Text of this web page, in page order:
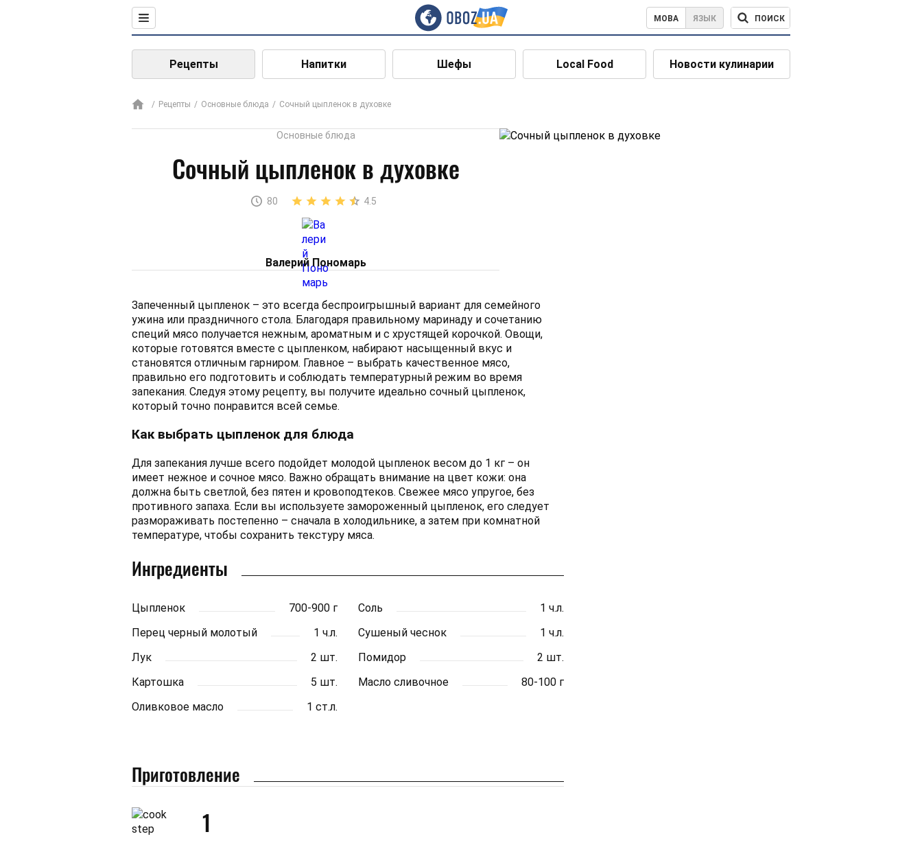
МОВА ЯЗЫК ПОИСК
Рецепты Напитки Шефы Local Food Новости кулинарии
Рецепты Основные блюда Сочный цыпленок в духовке
Основные блюда
Сочный цыпленок в духовке
80 4.5
Валерий Пономарь
Запеченный цыпленок – это всегда беспроигрышный вариант для семейного
ужина или праздничного стола. Благодаря правильному маринаду и сочетанию
специй мясо получается нежным, ароматным и с хрустящей корочкой. Овощи,
которые готовятся вместе с цыпленком, набирают насыщенный вкус и
становятся отличным гарниром. Главное – выбрать качественное мясо,
правильно его подготовить и соблюдать температурный режим во время
запекания. Следуя этому рецепту, вы получите идеально сочный цыпленок,
который точно понравится всей семье.
Как выбрать цыпленок для блюда
Для запекания лучше всего подойдет молодой цыпленок весом до 1 кг – он
имеет нежное и сочное мясо. Важно обращать внимание на цвет кожи: она
должна быть светлой, без пятен и кровоподтеков. Свежее мясо упругое, без
противного запаха. Если вы используете замороженный цыпленок, его следует
размораживать постепенно – сначала в холодильнике, а затем при комнатной
температуре, чтобы сохранить текстуру мяса.
Ингредиенты
Цыпленок 700-900 г Соль
1 ч.л.
Перец черный молотый
1 ч.л. Сушеный чеснок
1 ч.л.
Лук
2 шт. Помидор
2 шт.
Картошка
5 шт. Масло сливочное
80-100 г
Оливковое масло
1 ст.л.
Приготовление
1